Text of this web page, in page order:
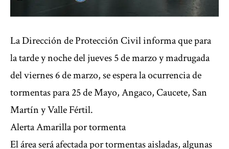
La Dirección de Protección Civil informa que para
la tarde y noche del jueves 5 de marzo y madrugada
del viernes 6 de marzo, se espera la ocurrencia de
tormentas para 25 de Mayo, Angaco, Caucete, San
Martín y Valle Fértil.
Alerta Amarilla por tormenta
El área será afectada por tormentas aisladas, algunas